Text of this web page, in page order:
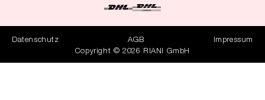
Datenschutz AGB
Impressum
Copyright © 2026 RIANI GmbH